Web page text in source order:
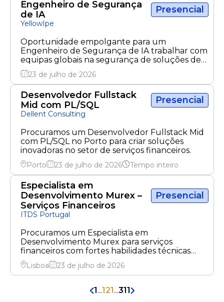
Engenheiro de Segurança
de IA
Presencial
YellowIpe
Oportunidade empolgante para um
Engenheiro de Segurança de IA trabalhar com
equipas globais na segurança de soluções de
IA.
23 de julho de 2026
Desenvolvedor Fullstack
Mid com PL/SQL
Presencial
Dellent Consulting
Procuramos um Desenvolvedor Fullstack Mid
com PL/SQL no Porto para criar soluções
inovadoras no setor de serviços financeiros.
Porto 23 de julho de 2026 Tempo inteiro
Especialista em
Desenvolvimento Murex –
Serviços Financeiros
Presencial
ITDS Portugal
Procuramos um Especialista em
Desenvolvimento Murex para serviços
financeiros com fortes habilidades técnicas
num ambiente de trabalho híbrido.
Lisboa 23 de julho de 2026
1 ...121 ...311